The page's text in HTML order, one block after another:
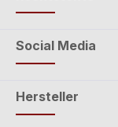
Social Media
Hersteller